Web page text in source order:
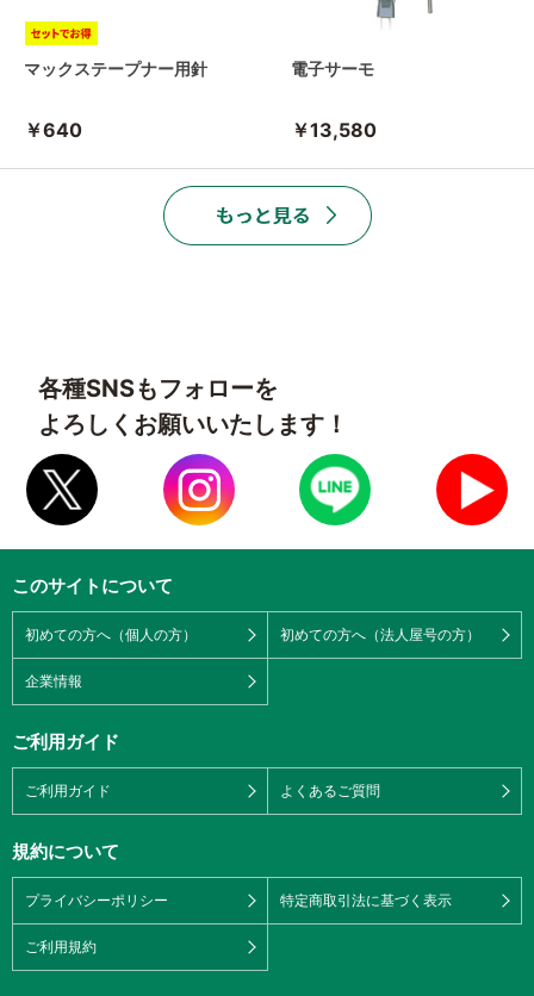
マックステープナー用針
￥640
電子サーモ
￥13,580
各種SNSもフォローを
よろしくお願いいたします！
このサイトについて
初めての方へ（個人の方） 初めての方へ（法人屋号の方）
企業情報
ご利用ガイド
ご利用ガイド よくあるご質問
規約について
プライバシーポリシー 特定商取引法に基づく表示
ご利用規約